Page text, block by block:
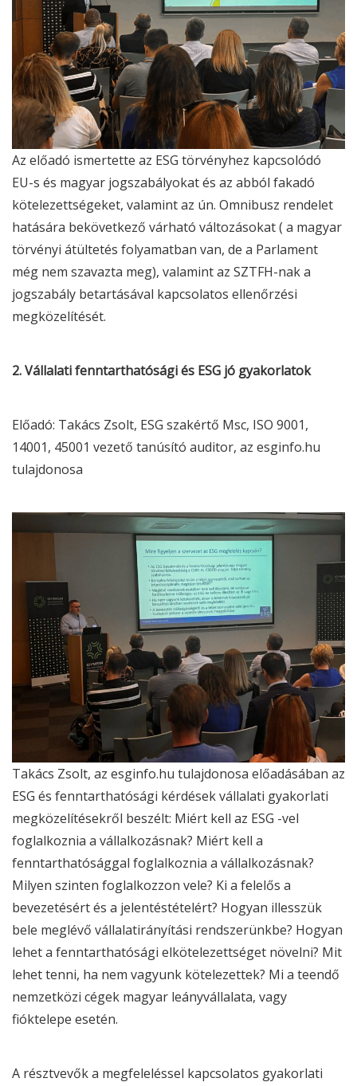
Az előadó ismertette az ESG törvényhez kapcsolódó
EU-s és magyar jogszabályokat és az abból fakadó
kötelezettségeket, valamint az ún. Omnibusz rendelet
hatására bekövetkező várható változásokat ( a magyar
törvényi átültetés folyamatban van, de a Parlament
még nem szavazta meg), valamint az SZTFH-nak a
jogszabály betartásával kapcsolatos ellenőrzési
megközelítését.
2. Vállalati fenntarthatósági és ESG jó gyakorlatok
Előadó: Takács Zsolt, ESG szakértő Msc, ISO 9001,
14001, 45001 vezető tanúsító auditor, az esginfo.hu
tulajdonosa
Takács Zsolt, az esginfo.hu tulajdonosa előadásában az
ESG és fenntarthatósági kérdések vállalati gyakorlati
megközelítésekről beszélt: Miért kell az ESG -vel
foglalkoznia a vállalkozásnak? Miért kell a
fenntarthatósággal foglalkoznia a vállalkozásnak?
Milyen szinten foglalkozzon vele? Ki a felelős a
bevezetésért és a jelentéstételért? Hogyan illesszük
bele meglévő vállalatirányítási rendszerünkbe? Hogyan
lehet a fenntarthatósági elkötelezettséget növelni? Mit
lehet tenni, ha nem vagyunk kötelezettek? Mi a teendő
nemzetközi cégek magyar leányvállalata, vagy
fióktelepe esetén.
A résztvevők a megfeleléssel kapcsolatos gyakorlati